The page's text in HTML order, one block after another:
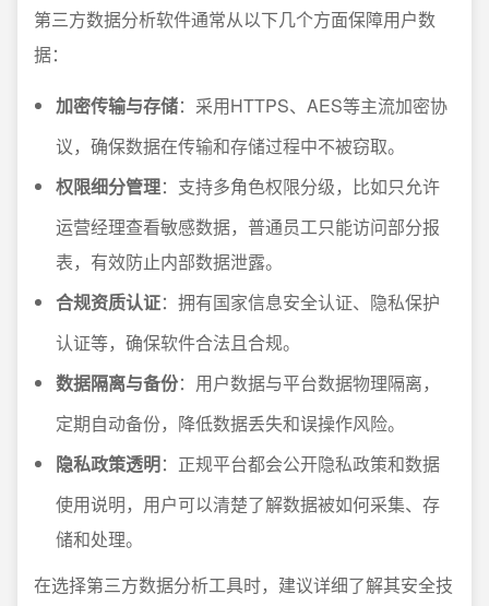
第三方数据分析软件通常从以下几个方面保障用户数
据：
加密传输与存储：采用HTTPS、AES等主流加密协
议，确保数据在传输和存储过程中不被窃取。
权限细分管理：支持多角色权限分级，比如只允许
运营经理查看敏感数据，普通员工只能访问部分报
表，有效防止内部数据泄露。
合规资质认证：拥有国家信息安全认证、隐私保护
认证等，确保软件合法且合规。
数据隔离与备份：用户数据与平台数据物理隔离，
定期自动备份，降低数据丢失和误操作风险。
隐私政策透明：正规平台都会公开隐私政策和数据
使用说明，用户可以清楚了解数据被如何采集、存
储和处理。
在选择第三方数据分析工具时，建议详细了解其安全技